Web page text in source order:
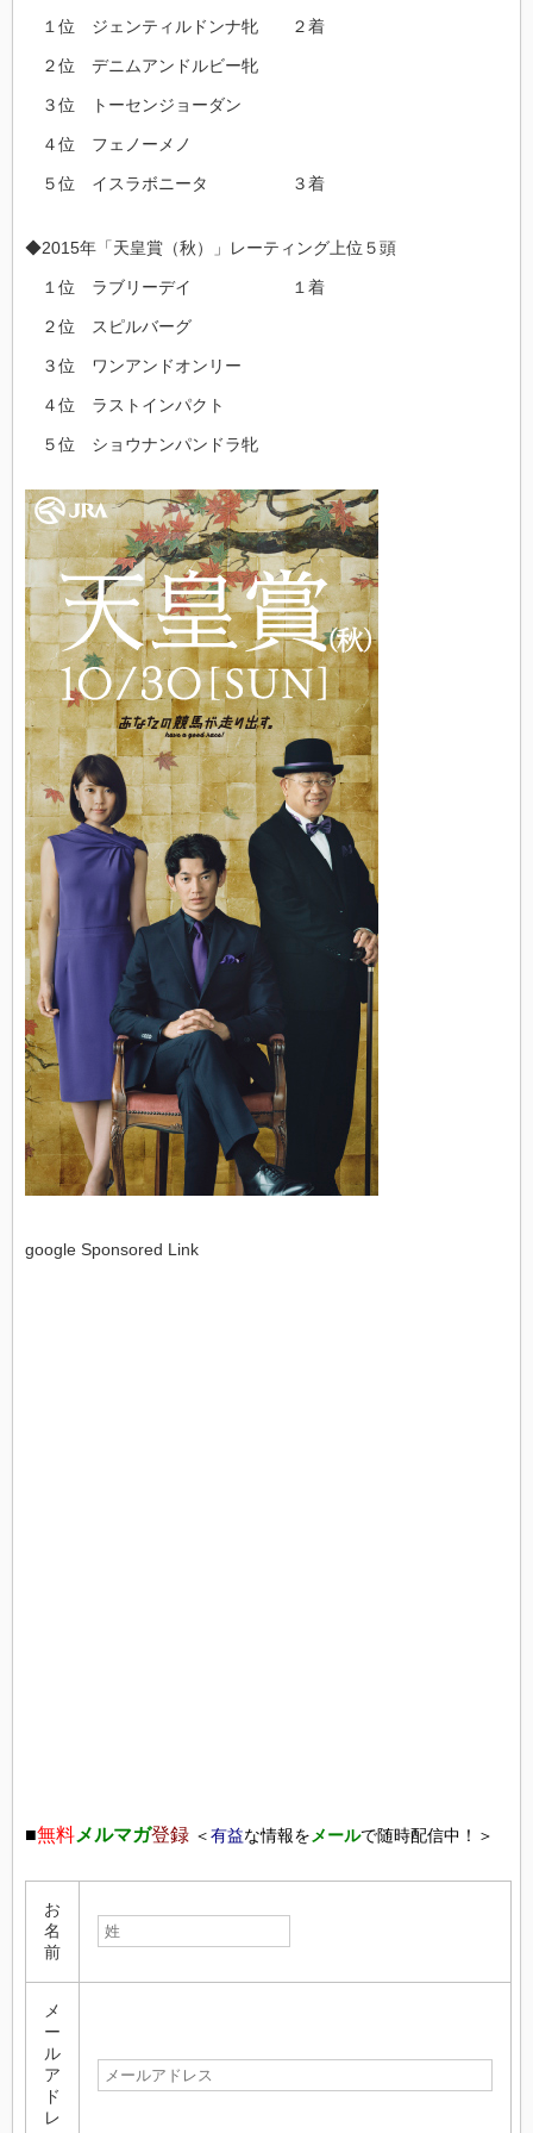
１位 ジェンティルドンナ牝 ２着
２位 デニムアンドルビー牝
３位 トーセンジョーダン
４位 フェノーメノ
５位 イスラボニータ ３着
◆2015年「天皇賞（秋）」レーティング上位５頭
１位 ラブリーデイ １着
２位 スピルバーグ
３位 ワンアンドオンリー
４位 ラストインパクト
５位 ショウナンパンドラ牝
google Sponsored Link
■無料メルマガ登録 ＜有益な情報を メールで随時配信中！＞
お
名
前
メ
ー
ル
ア
ド
レ